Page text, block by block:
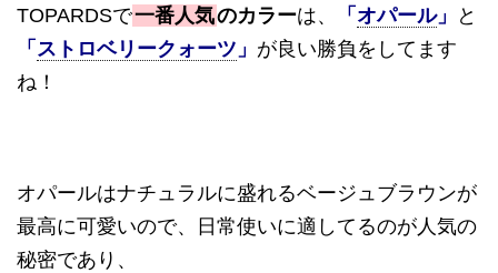
TOPARDSで一番人気のカラーは、 「 オパール」
と
「 ストロベリークォーツ 」 が良い勝負をしてます
ね！
オパールはナチュラルに盛れるベージュブラウンが
最高に可愛いので、日常使いに適してるのが人気の
秘密であり、